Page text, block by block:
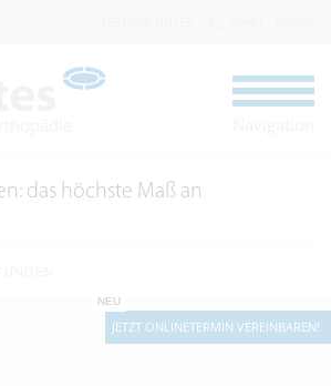
das höchste Maß an
NEU
JETZT ONLINETERMIN VEREINBAREN!